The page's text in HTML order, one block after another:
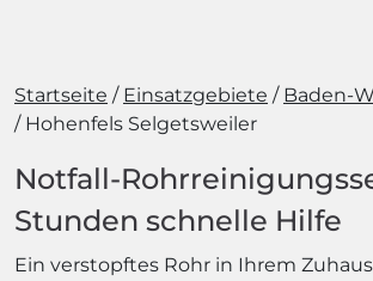
Startseite Einsatzgebiete
Baden-
Hohenfels Selgetsweiler
Notfall-
Stunden schnelle Hilfe
Ein verstopftes Rohr in Ihrem